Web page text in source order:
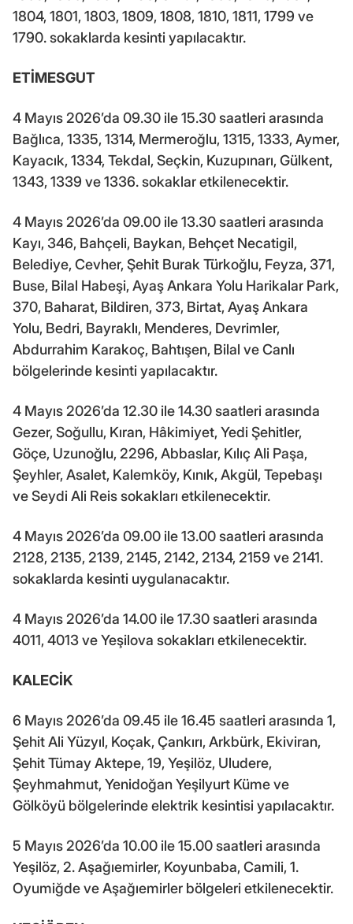
1804, 1801, 1803, 1809, 1808, 1810, 1811, 1799 ve
1790. sokaklarda kesinti yapılacaktır.
ETİMESGUT
4 Mayıs 2026’da 09.30 ile 15.30 saatleri arasında
Bağlıca, 1335, 1314, Mermeroğlu, 1315, 1333, Aymer,
Kayacık, 1334, Tekdal, Seçkin, Kuzupınarı, Gülkent,
1343, 1339 ve 1336. sokaklar etkilenecektir.
4 Mayıs 2026’da 09.00 ile 13.30 saatleri arasında
Kayı, 346, Bahçeli, Baykan, Behçet Necatigil,
Belediye, Cevher, Şehit Burak Türkoğlu, Feyza, 371,
Buse, Bilal Habeşi, Ayaş Ankara Yolu Harikalar Park,
370, Baharat, Bildiren, 373, Birtat, Ayaş Ankara
Yolu, Bedri, Bayraklı, Menderes, Devrimler,
Abdurrahim Karakoç, Bahtışen, Bilal ve Canlı
bölgelerinde kesinti yapılacaktır.
4 Mayıs 2026’da 12.30 ile 14.30 saatleri arasında
Gezer, Soğullu, Kıran, Hâkimiyet, Yedi Şehitler,
Göçe, Uzunoğlu, 2296, Abbaslar, Kılıç Ali Paşa,
Şeyhler, Asalet, Kalemköy, Kınık, Akgül, Tepebaşı
ve Seydi Ali Reis sokakları etkilenecektir.
4 Mayıs 2026’da 09.00 ile 13.00 saatleri arasında
2128, 2135, 2139, 2145, 2142, 2134, 2159 ve 2141.
sokaklarda kesinti uygulanacaktır.
4 Mayıs 2026’da 14.00 ile 17.30 saatleri arasında
4011, 4013 ve Yeşilova sokakları etkilenecektir.
KALECİK
6 Mayıs 2026’da 09.45 ile 16.45 saatleri arasında 1,
Şehit Ali Yüzyıl, Koçak, Çankırı, Arkbürk, Ekiviran,
Şehit Tümay Aktepe, 19, Yeşilöz, Uludere,
Şeyhmahmut, Yenidoğan Yeşilyurt Küme ve
Gölköyü bölgelerinde elektrik kesintisi yapılacaktır.
5 Mayıs 2026’da 10.00 ile 15.00 saatleri arasında
Yeşilöz, 2. Aşağıemirler, Koyunbaba, Camili, 1.
Oyumiğde ve Aşağıemirler bölgeleri etkilenecektir.